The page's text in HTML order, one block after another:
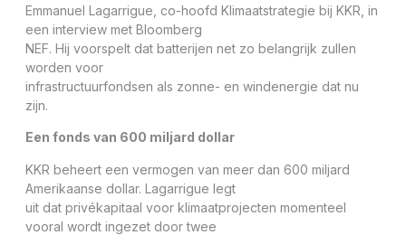
Emmanuel Lagarrigue, co-hoofd Klimaatstrategie bij KKR, in
een interview met Bloomberg
NEF. Hij voorspelt dat batterijen net zo belangrijk zullen
worden voor
infrastructuurfondsen als zonne- en windenergie dat nu
zijn.
Een fonds van 600 miljard dollar
KKR beheert een vermogen van meer dan 600 miljard
Amerikaanse dollar. Lagarrigue legt
uit dat privékapitaal voor klimaatprojecten momenteel
vooral wordt ingezet door twee